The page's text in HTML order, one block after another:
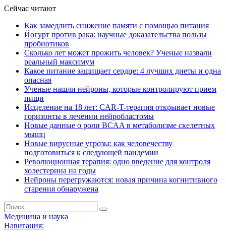
Сейчас читают
Как замедлить снижение памяти с помощью питания
Йогурт против рака: научные доказательства пользы
пробиотиков
Сколько лет может прожить человек? Ученые назвали
реальный максимум
Какое питание защищает сердце: 4 лучших диеты и одна
опасная
Ученые нашли нейроны, которые контролируют прием
пищи
Исцеление на 18 лет: CAR-T-терапия открывает новые
горизонты в лечении нейробластомы
Новые данные о роли BCAA в метаболизме скелетных
мышц
Новые вирусные угрозы: как человечеству
подготовиться к следующей пандемии
Революционная терапия: одно введение для контроля
холестерина на годы
Нейроны перегружаются: новая причина когнитивного
старения обнаружена
Медицина и наука
Навигация: